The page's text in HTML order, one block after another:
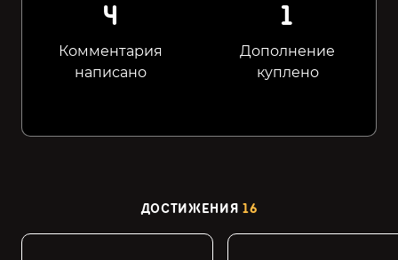
4
Комментария
написано
1
Дополнение
куплено
ДОСТИЖЕНИЯ 16